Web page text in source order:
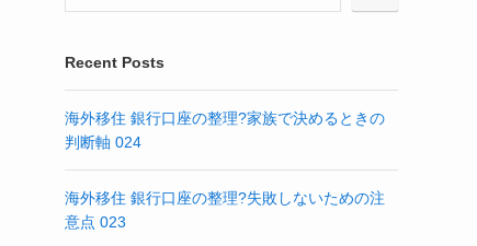
Recent Posts
海外移住 銀行口座の整理?家族で決めるときの
判断軸 024
海外移住 銀行口座の整理?失敗しないための注
意点 023